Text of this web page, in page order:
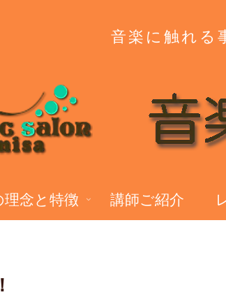
音楽に触れる
理念と特徴 講師ご紹介